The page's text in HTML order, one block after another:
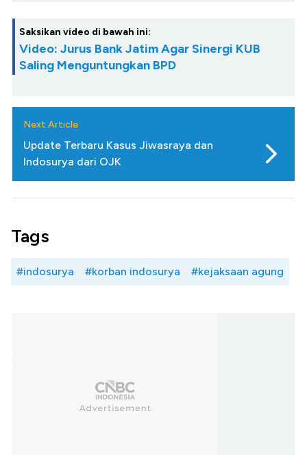
Saksikan video di bawah ini:
Video: Jurus Bank Jatim Agar Sinergi KUB
Saling Menguntungkan BPD
Next Article
Update Terbaru Kasus Jiwasraya dan
Indosurya dari OJK
Tags
#indosurya #korban indosurya #kejaksaan agung